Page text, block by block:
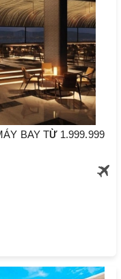
BAY TỪ 1.999.999